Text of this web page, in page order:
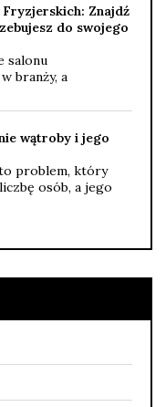
Znajdź
do swojego
salonu
branży, a
wątroby i jego
problem, który
osób, a jego